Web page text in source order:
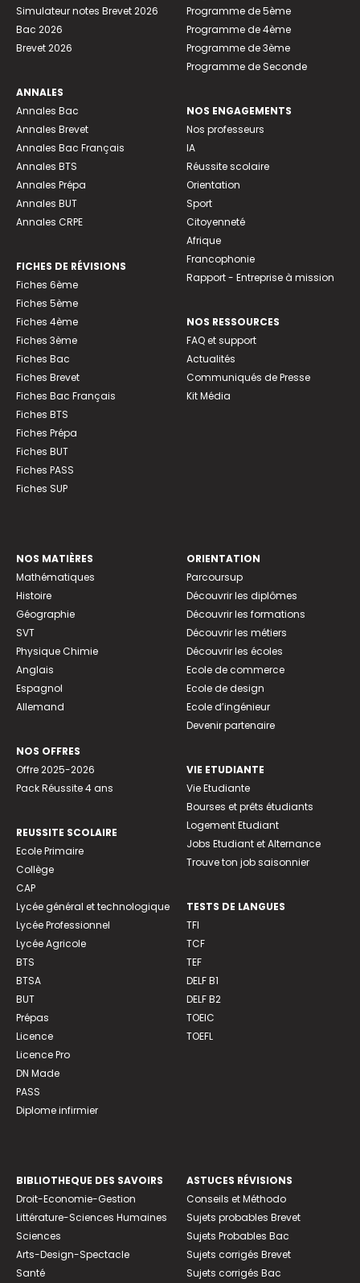
Simulateur notes Brevet 2026
Bac 2026
Brevet 2026
ANNALES
Annales Bac
Annales Brevet
Annales Bac Français
Annales BTS
Annales Prépa
Annales BUT
Annales CRPE
FICHES DE RÉVISIONS
Fiches 6ème
Fiches 5ème
Fiches 4ème
Fiches 3ème
Fiches Bac
Fiches Brevet
Fiches Bac Français
Fiches BTS
Fiches Prépa
Fiches BUT
Fiches PASS
Fiches SUP
Programme de 5ème
Programme de 4ème
Programme de 3ème
Programme de Seconde
NOS ENGAGEMENTS
Nos professeurs
IA
Réussite scolaire
Orientation
Sport
Citoyenneté
Afrique
Francophonie
Rapport - Entreprise à mission
NOS RESSOURCES
FAQ et support
Actualités
Communiqués de Presse
Kit Média
NOS MATIÈRES
Mathématiques
Histoire
Géographie
SVT
Physique Chimie
Anglais
Espagnol
Allemand
NOS OFFRES
Offre 2025-2026
Pack Réussite 4 ans
REUSSITE SCOLAIRE
Ecole Primaire
Collège
CAP
Lycée général et technologique
Lycée Professionnel
Lycée Agricole
BTS
BTSA
BUT
Prépas
Licence
Licence Pro
DN Made
PASS
Diplome infirmier
ORIENTATION
Parcoursup
Découvrir les diplômes
Découvrir les formations
Découvrir les métiers
Découvrir les écoles
Ecole de commerce
Ecole de design
Ecole d’ingénieur
Devenir partenaire
VIE ETUDIANTE
Vie Etudiante
Bourses et prêts étudiants
Logement Etudiant
Jobs Etudiant et Alternance
Trouve ton job saisonnier
TESTS DE LANGUES
TFI
TCF
TEF
DELF B1
DELF B2
TOEIC
TOEFL
BIBLIOTHEQUE DES SAVOIRS
Droit-Economie-Gestion
Littérature-Sciences Humaines
Sciences
Arts-Design-Spectacle
Santé
ASTUCES RÉVISIONS
Conseils et Méthodo
Sujets probables Brevet
Sujets Probables Bac
Sujets corrigés Brevet
Sujets corrigés Bac